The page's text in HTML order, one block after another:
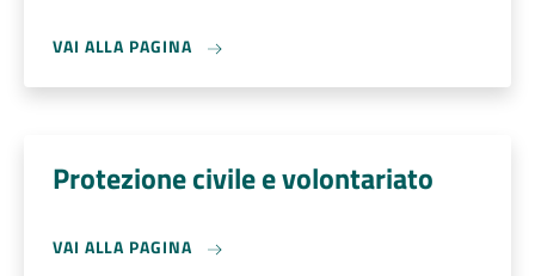
VAI ALLA PAGINA
Protezione civile e volontariato
VAI ALLA PAGINA